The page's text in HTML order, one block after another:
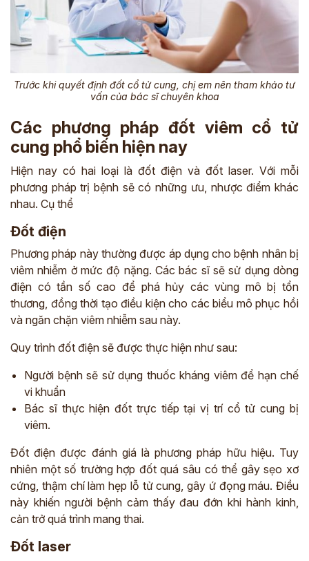
Trước khi quyết định đốt cổ tử cung, chị em nên tham khảo tư
vấn của bác sĩ chuyên khoa
Các phương pháp đốt viêm cổ tử
cung phổ biến hiện nay
Hiện nay có hai loại là đốt điện và đốt laser. Với mỗi
phương pháp trị bệnh sẽ có những ưu, nhược điểm khác
nhau. Cụ thể
Đốt điện
Phương pháp này thường được áp dụng cho bệnh nhân bị
viêm nhiễm ở mức độ nặng. Các bác sĩ sẽ sử dụng dòng
điện có tần số cao để phá hủy các vùng mô bị tổn
thương, đồng thời tạo điều kiện cho các biểu mô phục hồi
và ngăn chặn viêm nhiễm sau này.
Quy trình đốt điện sẽ được thực hiện như sau:
Người bệnh sẽ sử dụng thuốc kháng viêm để hạn chế
vi khuẩn
Bác sĩ thực hiện đốt trực tiếp tại vị trí cổ tử cung bị
viêm.
Đốt điện được đánh giá là phương pháp hữu hiệu. Tuy
nhiên một số trường hợp đốt quá sâu có thể gây sẹo xơ
cứng, thậm chí làm hẹp lỗ tử cung, gây ứ đọng máu. Điều
này khiến người bệnh cảm thấy đau đớn khi hành kinh,
cản trở quá trình mang thai.
Đốt laser